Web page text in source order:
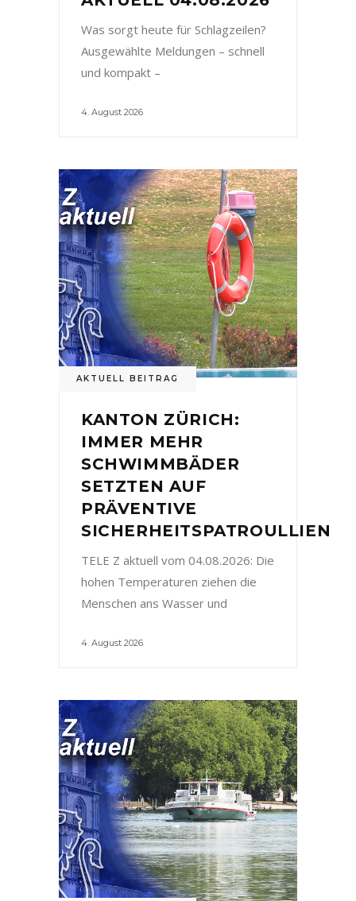
Was sorgt heute für Schlagzeilen?
Ausgewählte Meldungen – schnell
und kompakt –
4. August 2026
AKTUELL BEITRAG
KANTON ZÜRICH:
IMMER MEHR
SCHWIMMBÄDER
SETZTEN AUF
PRÄVENTIVE
SICHERHEITSPATROULLIEN
TELE Z aktuell vom 04.08.2026: Die
hohen Temperaturen ziehen die
Menschen ans Wasser und
4. August 2026